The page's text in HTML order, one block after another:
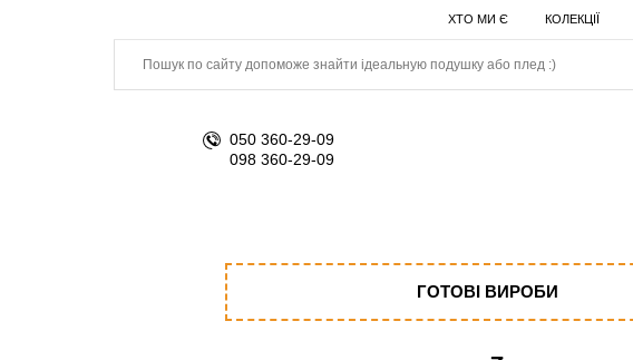
ХТО МИ Є КОЛЕКЦІЇ
050 360-29-09
098 360-29-09
ГОТОВІ ВИРОБИ